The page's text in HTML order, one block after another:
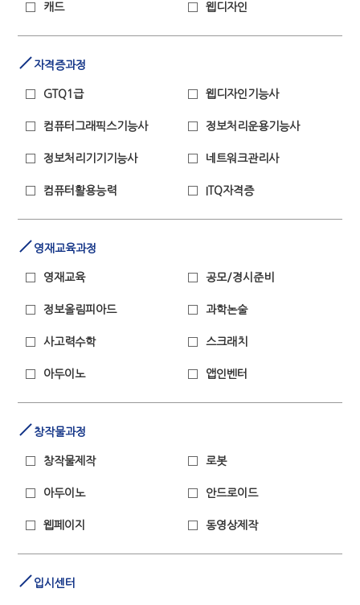
캐드 웹디자인
자격증과정
GTQ1급 웹디자인기능사
컴퓨터그래픽스기능사 정보처리운용기능사
정보처리기기기능사 네트워크관리사
컴퓨터활용능력 ITQ자격증
영재교육과정
영재교육 공모/경시준비
정보올림피아드 과학논술
사고력수학 스크래치
아두이노 앱인벤터
창작물과정
창작물제작 로봇
아두이노 안드로이드
웹페이지 동영상제작
입시센터